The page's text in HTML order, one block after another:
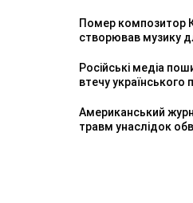
Помер композитор
створював музику
Російські медіа
втечу українського
Американський
травм унаслідок